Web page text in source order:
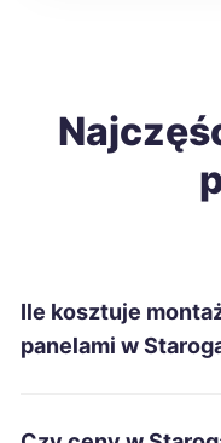
Nysa
Piła
Ile kosztuje
panelami w